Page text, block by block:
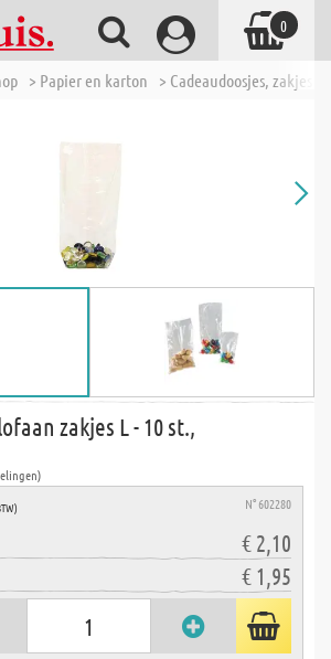
> Papier en karton > Cadeaudoosjes, zakjes
zakjes L - 10 st.,
N° 602280
€ 2,10
€ 1,95
0